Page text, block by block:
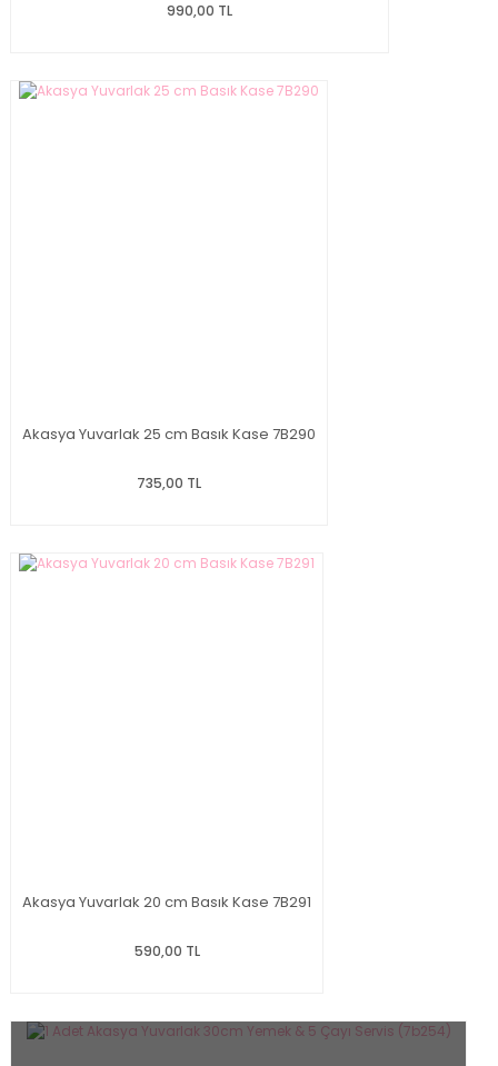
990,00 TL
Akasya Yuvarlak 25 cm Basık Kase 7B290
735,00 TL
Akasya Yuvarlak 20 cm Basık Kase 7B291
590,00 TL